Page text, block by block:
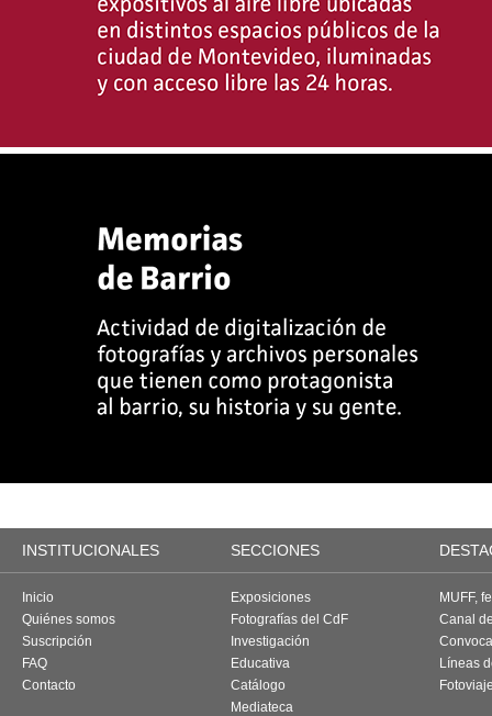
INSTITUCIONALES SECCIONES
Inicio
Quiénes somos
Suscripción
FAQ
Contacto
Exposiciones
Fotografías del CdF
Investigación
Educativa
Catálogo
Mediateca
MUFF,
Canal
Líneas